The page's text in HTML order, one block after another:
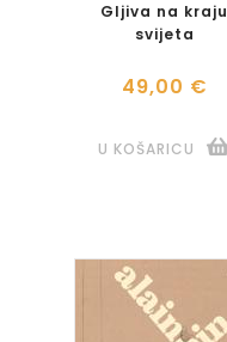
Gljiva na kraju
svijeta
49,00 €
U KOŠARICU